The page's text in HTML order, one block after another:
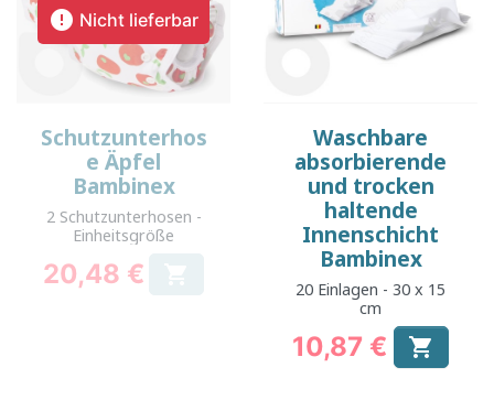
 Nicht lieferbar
Schutzunterhos
e Äpfel
Bambinex
2 Schutzunterhosen -
Einheitsgröße
Preis
20,48 €
Waschbare
absorbierende
und trocken
haltende
Innenschicht
Bambinex
20 Einlagen - 30 x 15
cm
Preis
10,87 € 